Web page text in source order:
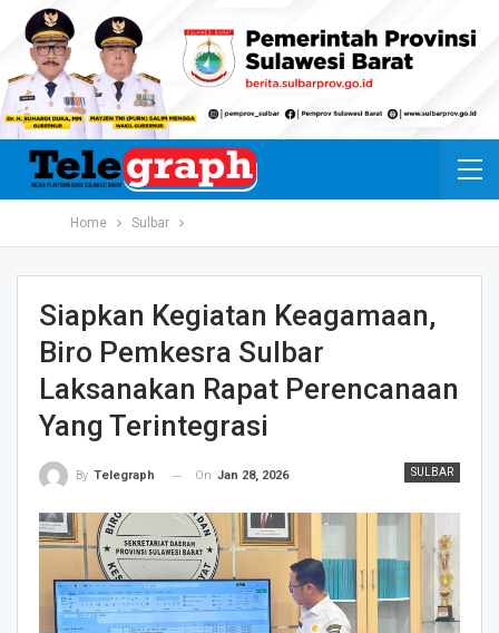
Home Sulbar
Siapkan Kegiatan Keagamaan,
Biro Pemkesra Sulbar
Laksanakan Rapat Perencanaan
Yang Terintegrasi
SULBAR
By Telegraph On Jan 28, 2026